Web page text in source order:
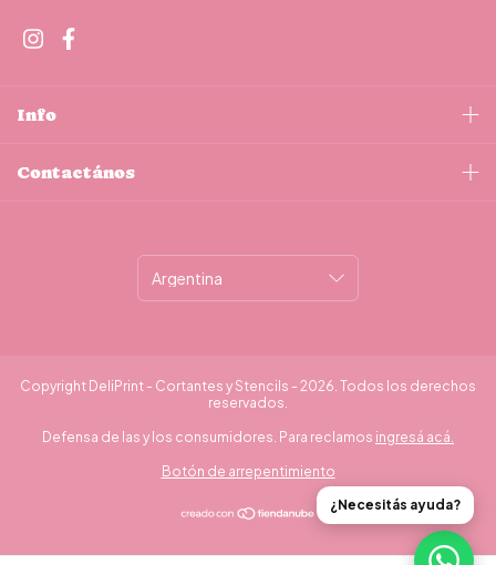
Info
Contactános
Copyright DeliPrint - Cortantes y Stencils - 2026. Todos los derechos
reservados.
Defensa de las y los consumidores. Para reclamos ingresá acá.
Botón de arrepentimiento
¿Necesitás ayuda?